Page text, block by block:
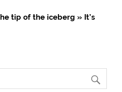
tip of the iceberg » It’s